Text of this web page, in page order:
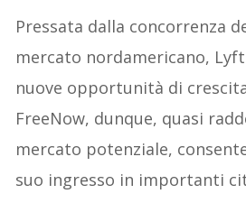
Pressata dalla concorrenza
mercato nordamericano,
nuove opportunità di
FreeNow, dunque, quasi
mercato potenziale,
suo ingresso in importanti